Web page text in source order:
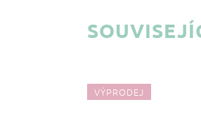
VÝPRODEJ